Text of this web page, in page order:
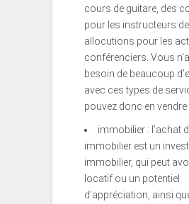
cours de guitare, des
pour les instructeurs
allocutions pour les
conférenciers. Vous
besoin de beaucoup
avec ces types de
pouvez donc en
immobilier : l’achat
immobilier est un
immobilier, qui peut
locatif ou un potentiel
d’appréciation, ainsi